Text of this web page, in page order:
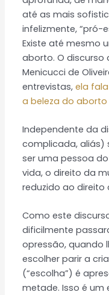
até as mais
infelizmente, “pró-
Existe até mesmo
aborto. O discurso
Menicucci de
entrevistas,ela
a beleza do aborto
Independente da
complicada, aliás)
ser uma pessoa
vida, o direito da
reduzido ao direito
Como este
dificilmente
opressão, quando
escolher parir a
(“escolha”) é
metade. Isso é um